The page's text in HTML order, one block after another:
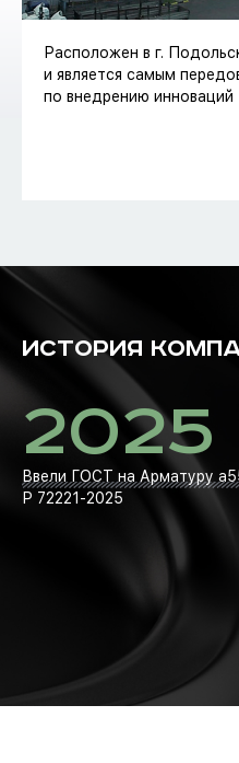
Расположен в г.
и является самым
по внедрению инноваций
ИСТОРИЯ
2025
Ввели ГОСТ на Арматуру
Р 72221-2025